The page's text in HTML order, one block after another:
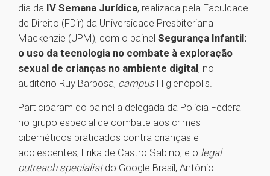
dia da IV Semana Jurídica, realizada pela Faculdade
de Direito (FDir) da Universidade Presbiteriana
Mackenzie (UPM), com o painel Segurança Infantil:
o uso da tecnologia no combate à exploração
sexual de crianças no ambiente digital, no
auditório Ruy Barbosa, campus Higienópolis.
Participaram do painel a delegada da Polícia Federal
no grupo especial de combate aos crimes
cibernéticos praticados contra crianças e
adolescentes, Erika de Castro Sabino, e o legal
outreach specialistdo Google Brasil, Antônio